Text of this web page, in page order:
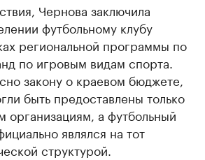
Чернова заключила
футбольному клубу
региональной программы по
по игровым видам спорта.
закону о краевом бюджете,
быть предоставлены только
организациям, а футбольный
являлся на тот
структурой.